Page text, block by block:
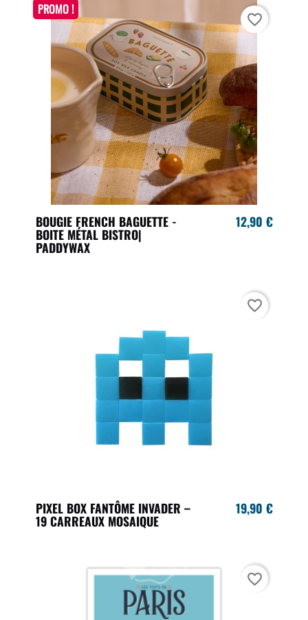
BOUGIE FRENCH BAGUETTE -
BOITE MÉTAL BISTRO|
PADDYWAX
12,90 €
PROMO !
favorite_border
PIXEL BOX FANTÔME INVADER –
19 CARREAUX MOSAIQUE
19,90 €
favorite_border
favorite_border